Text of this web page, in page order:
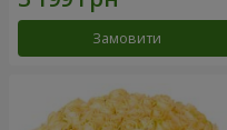
Замовити